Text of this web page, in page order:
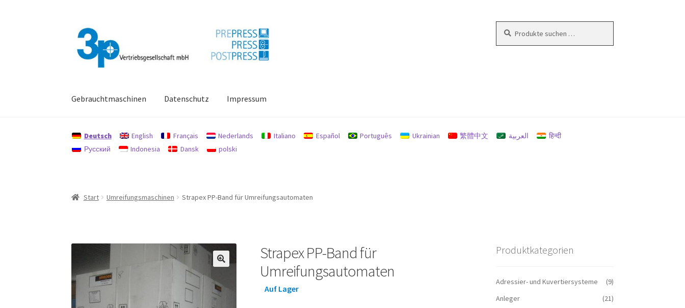
Navigation
springen
Zum
Inhalt
springen
nach:
Gebrauchtmaschinen Datenschutz Impressum
Deutsch English Français Nederlands Italiano Español Português Ukrainian 繁體中文 العربية
हिन्दी
Русский
Indonesia Dansk polski
Start Umreifungsmaschinen Strapex PP-Band für Umreifungsautomaten
Strapex PP-Band für
Umreifungsautomaten
Auf Lager
Produktkategorien
Adressier- und Kuvertiersysteme
(9)
Anleger
(21)